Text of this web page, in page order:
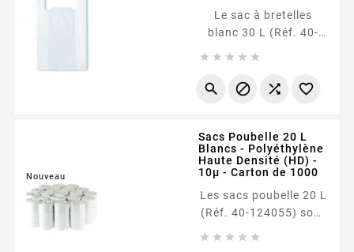
Fabriqué en
polyéthylène basse
épaisseur de <b data-
index-in-node="256"...
Le sac à bretelles
blanc 30 L (Réf. 40-
le transport de
Sa particularité réside
dans son épaisseur
renforcée de 50
microns , ce qui le rend
particulièrement
aux réglementations
    
   
Nouveau
Sacs Poubelle 20 L
Blancs - Polyéthylène
Haute Densité (HD) -
10µ - Carton de 1000
Les sacs poubelle 20 L
(Réf. 40-124055) sont
    